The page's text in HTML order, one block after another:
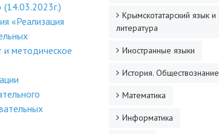
(14.03.2023г.)
«Реализация
и методическое
Крымскотатарский язык и
литература
Иностранные языки
История. Обществознание
Математика
Информатика